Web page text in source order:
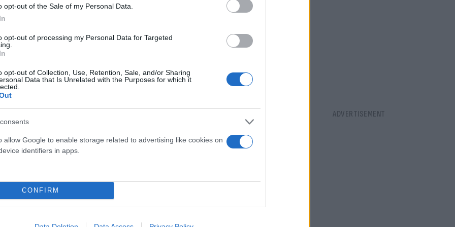
opt-out of the Sale of my Personal Data.
opt-out of processing my Personal Data for Targeted
opt-out of Collection, Use, Retention, Sale, and/or Sharing
Data that Is Unrelated with the Purposes for which it
allow Google to enable storage related to advertising like cookies on
identifiers in apps.
CONFIRM
πιο πιθανό. Η Πολεμική Αεροπορία των ΗΠΑ πραγματοποιεί ήδη
για να παρακολουθεί την πορεία αυτού του πολέμου.
συγκρουσιακής πτήσης αναγνώρισης ή θαλάσσιας περιπολίας
σύγκρουση με μια πυρηνική δύναμη όπως η Ρωσία. Αλλά
πτήσης αναγνώρισης ή θαλάσσιας περιπολίας και
σύγκρουση με μια πυρηνική δύναμη όπως η Ρωσία.
των ΗΠΑ έχουν αποδειχθεί ζωτικής σημασίας για να
ρωσικών δυνάμεων εισβολής. Σε περίπτωση συμφωνίας
αυτός είναι ένας τομέας στον οποίο οι ΗΠΑ θα ήταν